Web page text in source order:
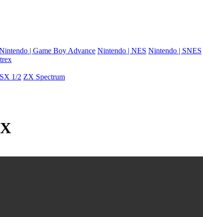
| Game Boy Advance Nintendo | NES Nintendo | SNES
1/2 ZX Spectrum